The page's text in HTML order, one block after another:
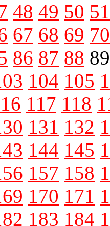
48 49 50 51
67 68 69 70
86 87 88
104 105
117 118
131 132
144 145
157 158
170 171
183 184